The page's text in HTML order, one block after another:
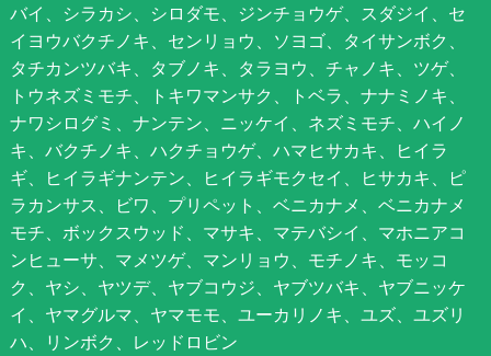
バイ、シラカシ、シロダモ、ジンチョウゲ、スダジイ、セ
イヨウバクチノキ、センリョウ、ソヨゴ、タイサンボク、
タチカンツバキ、タブノキ、タラヨウ、チャノキ、ツゲ、
トウネズミモチ、トキワマンサク、トベラ、ナナミノキ、
ナワシログミ、ナンテン、ニッケイ、ネズミモチ、ハイノ
キ、バクチノキ、ハクチョウゲ、ハマヒサカキ、ヒイラ
ギ、ヒイラギナンテン、ヒイラギモクセイ、ヒサカキ、ピ
ラカンサス、ビワ、プリペット、ベニカナメ、ベニカナメ
モチ、ボックスウッド、マサキ、マテバシイ、マホニアコ
ンヒューサ、マメツゲ、マンリョウ、モチノキ、モッコ
ク、ヤシ、ヤツデ、ヤブコウジ、ヤブツバキ、ヤブニッケ
イ、ヤマグルマ、ヤマモモ、ユーカリノキ、ユズ、ユズリ
ハ、リンボク、レッドロビン